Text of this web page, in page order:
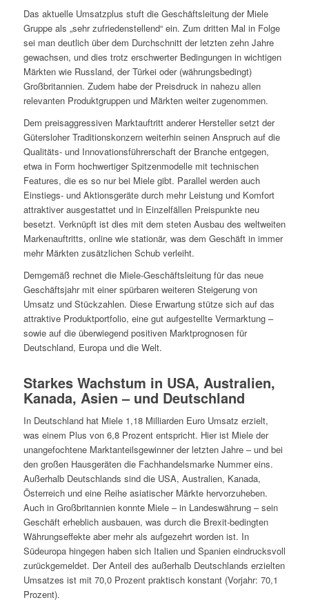
Das aktuelle Umsatzplus stuft die Geschäftsleitung der Miele
Gruppe als „sehr zufriedenstellend“ ein. Zum dritten Mal in Folge
sei man deutlich über dem Durchschnitt der letzten zehn Jahre
gewachsen, und dies trotz erschwerter Bedingungen in wichtigen
Märkten wie Russland, der Türkei oder (währungsbedingt)
Großbritannien. Zudem habe der Preisdruck in nahezu allen
relevanten Produktgruppen und Märkten weiter zugenommen.
Dem preisaggressiven Marktauftritt anderer Hersteller setzt der
Gütersloher Traditionskonzern weiterhin seinen Anspruch auf die
Qualitäts- und Innovationsführerschaft der Branche entgegen,
etwa in Form hochwertiger Spitzenmodelle mit technischen
Features, die es so nur bei Miele gibt. Parallel werden auch
Einstiegs- und Aktionsgeräte durch mehr Leistung und Komfort
attraktiver ausgestattet und in Einzelfällen Preispunkte neu
besetzt. Verknüpft ist dies mit dem steten Ausbau des weltweiten
Markenauftritts, online wie stationär, was dem Geschäft in immer
mehr Märkten zusätzlichen Schub verleiht.
Demgemäß rechnet die Miele-Geschäftsleitung für das neue
Geschäftsjahr mit einer spürbaren weiteren Steigerung von
Umsatz und Stückzahlen. Diese Erwartung stütze sich auf das
attraktive Produktportfolio, eine gut aufgestellte Vermarktung –
sowie auf die überwiegend positiven Marktprognosen für
Deutschland, Europa und die Welt.
Starkes Wachstum in USA, Australien,
Kanada, Asien – und Deutschland
In Deutschland hat Miele 1,18 Milliarden Euro Umsatz erzielt,
was einem Plus von 6,8 Prozent entspricht. Hier ist Miele der
unangefochtene Marktanteilsgewinner der letzten Jahre – und bei
den großen Hausgeräten die Fachhandelsmarke Nummer eins.
Außerhalb Deutschlands sind die USA, Australien, Kanada,
Österreich und eine Reihe asiatischer Märkte hervorzuheben.
Auch in Großbritannien konnte Miele – in Landeswährung – sein
Geschäft erheblich ausbauen, was durch die Brexit-bedingten
Währungseffekte aber mehr als aufgezehrt worden ist. In
Südeuropa hingegen haben sich Italien und Spanien eindrucksvoll
zurückgemeldet. Der Anteil des außerhalb Deutschlands erzielten
Umsatzes ist mit 70,0 Prozent praktisch konstant (Vorjahr: 70,1
Prozent).